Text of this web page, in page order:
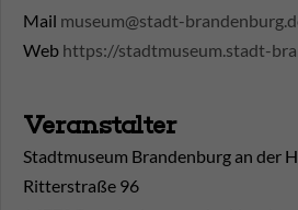
Mail museum@stadt-
Web https://stadtmuseum.stadt-
Veranstalter
Stadtmuseum Brandenburg an der
Ritterstraße 96